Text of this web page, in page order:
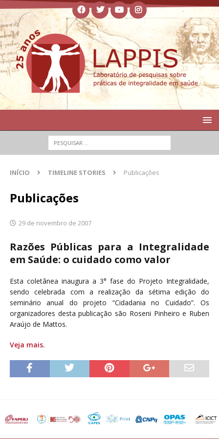
INÍCIO TIMELINE STORIES Publicações
Publicações
29 de novembro de 2007
Razões Públicas para a Integralidade
em Saúde: o cuidado como valor
Esta coletânea inaugura a 3° fase do Projeto Integralidade,
sendo celebrada com a realização da sétima edição do
seminário anual do projeto “Cidadania no Cuidado”. Os
organizadores desta publicação são Roseni Pinheiro e Ruben
Araújo de Mattos.
Veja mais.